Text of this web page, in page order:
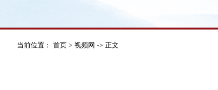
当前位置： 首页 > 视频网 -> 正文